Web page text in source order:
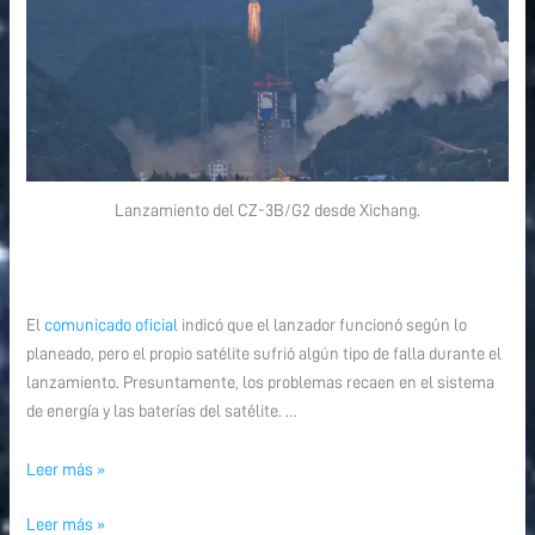
Lanzamiento del CZ-3B/G2 desde Xichang.
Elcomunicado oficial indicó que el lanzador funcionó según lo
planeado, pero el propio satélite sufrió algún tipo de falla durante el
lanzamiento. Presuntamente, los problemas recaen en el sistema
de energía y las baterías del satélite. …
Leer más »
Leer más »